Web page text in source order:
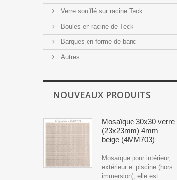
Verre soufflé sur racine Teck
Boules en racine de Teck
Barques en forme de banc
Autres
NOUVEAUX PRODUITS
Mosaïque 30x30 verre
(23x23mm) 4mm
beige (4MM703)
Mosaïque pour intérieur,
extérieur et piscine (hors
immersion), elle est...